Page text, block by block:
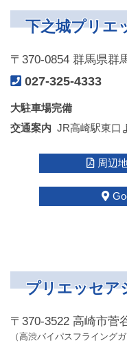
下之城プリエ
〒370-0854 群馬県群
027-325-4333
大駐車場完備
交通案内 JR高崎駅東口
周辺
プリエッセア
〒370-3522 高崎市菅
（高渋バイパスフライングガ